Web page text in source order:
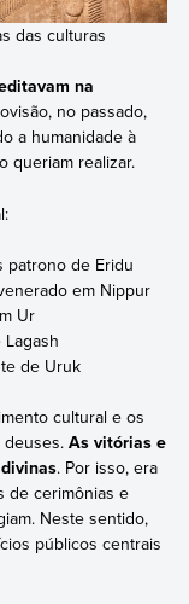
das culturas
na
no passado,
a humanidade à
queriam realizar.
patrono de Eridu
em Nippur
Ur
de Uruk
cultural e os
As vitórias e
. Por isso, era
de cerimônias e
Neste sentido,
públicos centrais